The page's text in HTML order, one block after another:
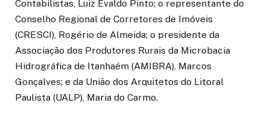
Contabilistas, Luiz Evaldo Pinto; o representante do
Conselho Regional de Corretores de Imóveis
(CRESCI), Rogério de Almeida; o presidente da
Associação dos Produtores Rurais da Microbacia
Hidrográfica de Itanhaém (AMIBRA), Marcos
Gonçalves; e da União dos Arquitetos do Litoral
Paulista (UALP), Maria do Carmo.